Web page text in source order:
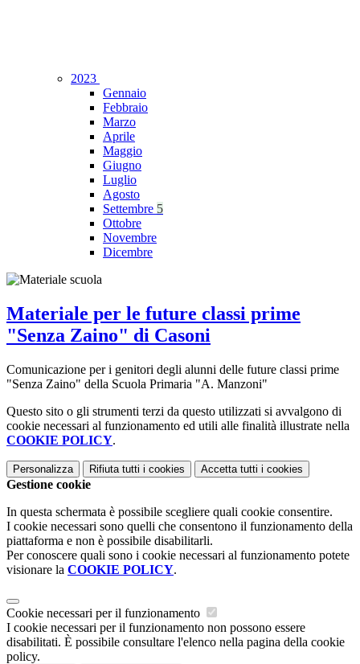
2023
Gennaio
Febbraio
Marzo
Aprile
Maggio
Giugno
Luglio
Agosto
Settembre 5
Ottobre
Novembre
Dicembre
Materiale per le future classi prime
"Senza Zaino" di Casoni
Comunicazione per i genitori degli alunni delle future classi prime
"Senza Zaino" della Scuola Primaria "A. Manzoni"
Questo sito o gli strumenti terzi da questo utilizzati si avvalgono di
cookie necessari al funzionamento ed utili alle finalità illustrate nella
COOKIE POLICY.
Personalizza Rifiuta tutti i cookies Accetta tutti i cookies
Gestione cookie
In questa schermata è possibile scegliere quali cookie consentire.
I cookie necessari sono quelli che consentono il funzionamento della
piattaforma e non è possibile disabilitarli.
Per conoscere quali sono i cookie necessari al funzionamento potete
visionare la COOKIE POLICY.
Cookie necessari per il funzionamento
I cookie necessari per il funzionamento non possono essere
disabilitati. È possibile consultare l'elenco nella pagina della cookie
policy.